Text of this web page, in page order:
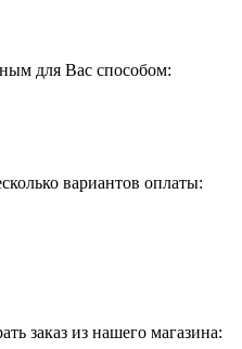
для Вас способом:
вариантов оплаты:
заказ из нашего магазина: